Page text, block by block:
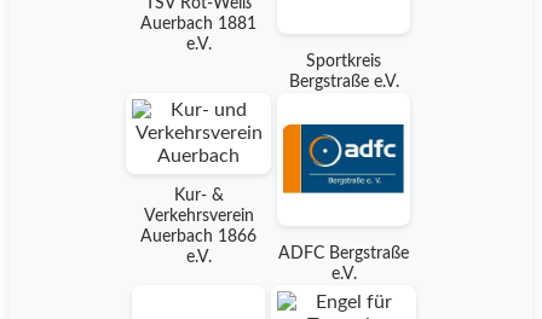
Auerbach 1881
e.V.
Sportkreis
Bergstraße e.V.
Kur- &
Verkehrsverein
Auerbach 1866
e.V.
ADFC Bergstraße
e.V.